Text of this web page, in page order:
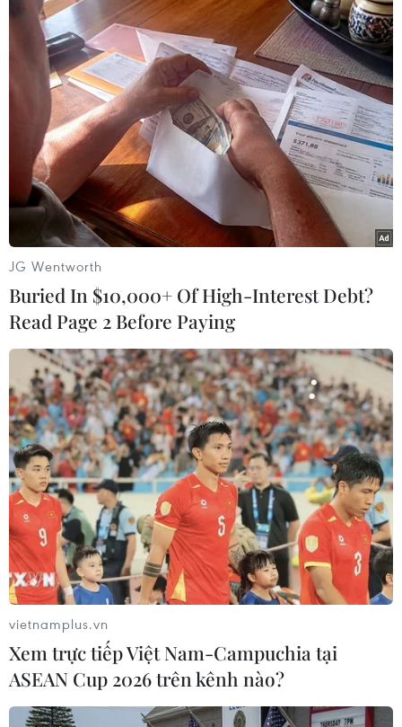
TIN LIÊN QUAN
The Diplomat: Máy bay ném bom B-52H
của Mỹ bay qua Biển Hoa Đông
31/01/2019 03:00
Hai máy bay ném bom chiến lược B-52H của lực lượng
này đã bay qua Biển Hoa Đông và Biển Nhật Bản hôm
28/1 để thực hiện một nhiệm vụ kéo dài 11 giờ đồng hồ.
JG Wentworth
Buried In $10,000+ Of High-Interest Debt?
Read Page 2 Before Paying
vietnamplus.vn
Xem trực tiếp Việt Nam-Campuchia tại
ASEAN Cup 2026 trên kênh nào?